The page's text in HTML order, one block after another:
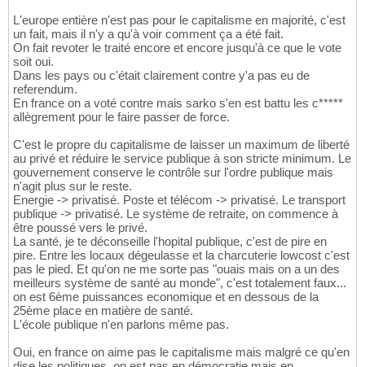
L'europe entière n'est pas pour le capitalisme en majorité, c'est
un fait, mais il n'y a qu'à voir comment ça a été fait.
On fait revoter le traité encore et encore jusqu'à ce que le vote
soit oui.
Dans les pays ou c'était clairement contre y'a pas eu de
referendum.
En france on a voté contre mais sarko s'en est battu les c*****
allègrement pour le faire passer de force.
C'est le propre du capitalisme de laisser un maximum de liberté
au privé et réduire le service publique à son stricte minimum. Le
gouvernement conserve le contrôle sur l'ordre publique mais
n'agit plus sur le reste.
Energie -> privatisé. Poste et télécom -> privatisé. Le transport
publique -> privatisé. Le système de retraite, on commence à
être poussé vers le privé.
La santé, je te déconseille l'hopital publique, c'est de pire en
pire. Entre les locaux dégeulasse et la charcuterie lowcost c'est
pas le pied. Et qu'on ne me sorte pas "ouais mais on a un des
meilleurs système de santé au monde", c'est totalement faux...
on est 6ème puissances economique et en dessous de la
25ème place en matière de santé.
L'école publique n'en parlons même pas.
Oui, en france on aime pas le capitalisme mais malgré ce qu'en